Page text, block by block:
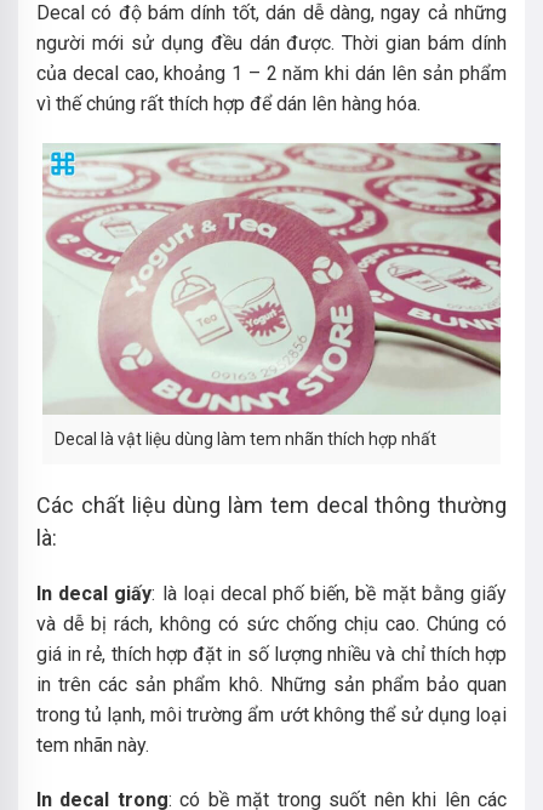
Decal có độ bám dính tốt, dán dễ dàng, ngay cả những
người mới sử dụng đều dán được. Thời gian bám dính
của decal cao, khoảng 1 – 2 năm khi dán lên sản phẩm
vì thế chúng rất thích hợp để dán lên hàng hóa.
Decal là vật liệu dùng làm tem nhãn thích hợp nhất
Các chất liệu dùng làm tem decal thông thường
là:
In decal giấy: là loại decal phố biến, bề mặt bằng giấy
và dễ bị rách, không có sức chống chịu cao. Chúng có
giá in rẻ, thích hợp đặt in số lượng nhiều và chỉ thích hợp
in trên các sản phẩm khô. Những sản phẩm bảo quan
trong tủ lạnh, môi trường ẩm ướt không thể sử dụng loại
tem nhãn này.
In decal trong: có bề mặt trong suốt nên khi lên các